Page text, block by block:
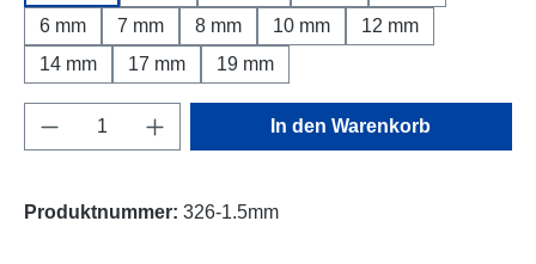
6 mm
7 mm 8 mm 10 mm
12 mm
14 mm
17 mm 19 mm
Produkt Anzahl: Gib den gewünschten
In den Warenkorb
Produktnummer: 326-1.5mm